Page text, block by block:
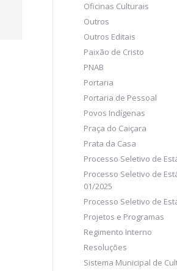
Oficinas Culturais
Outros
Outros Editais
Paixão de Cristo
PNAB
Portaria
Portaria de Pessoal
Povos Indígenas
Praça do Caiçara
Prata da Casa
Processo Seletivo de
Processo Seletivo de
01/2025
Processo Seletivo de
Projetos e Programas
Regimento Interno
Resoluções
Sistema Municipal de